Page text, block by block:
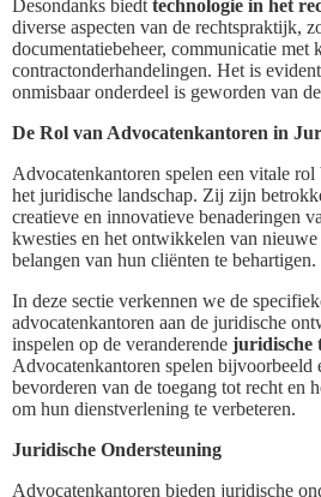
Desondanks biedt technologie in het
diverse aspecten van de rechtspraktijk,
documentatiebeheer, communicatie met
contractonderhandelingen. Het is
onmisbaar onderdeel is geworden van
De Rol van Advocatenkantoren in
Advocatenkantoren spelen een vitale
het juridische landschap. Zij zijn
creatieve en innovatieve benaderingen
kwesties en het ontwikkelen van nieuwe
belangen van hun cliënten te behartigen.
In deze sectie verkennen we de
advocatenkantoren aan de juridische
inspelen op de veranderende juridische
Advocatenkantoren spelen bijvoorbeeld
bevorderen van de toegang tot recht en
om hun dienstverlening te verbeteren.
Juridische Ondersteuning
Advocatenkantoren bieden juridische